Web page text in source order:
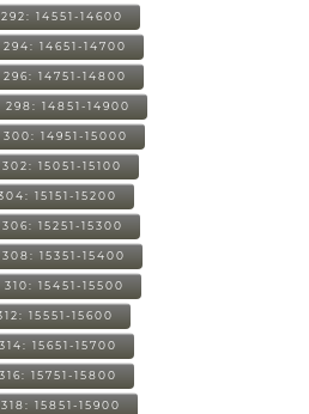
292: 14551-14600
294: 14651-14700
296: 14751-14800
298: 14851-14900
300: 14951-15000
302: 15051-15100
15151-15200
306: 15251-15300
308: 15351-15400
310: 15451-15500
15551-15600
314: 15651-15700
316: 15751-15800
318: 15851-15900